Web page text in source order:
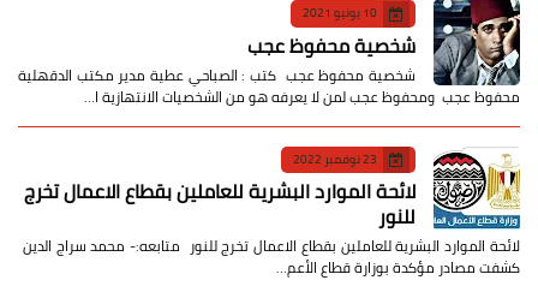
10 يونيو 2021
شخصية محفوظ عجب
شخصية محفوظ عجب كتب : الصباحي عطية مدير مكتب الدقهلية
محفوظ عجب ومحفوظ عجب لمن لا يعرفه هو من الشخصيات الانتهازية ا…
23 نوفمبر 2022
لائحة الموارد البشرية للعاملين بقطاع الاعمال تخرج
للنور
لائحة الموارد البشرية للعاملين بقطاع الاعمال تخرج للنور متابعه:- محمد سراج الدين
كشفت مصادر مؤكدة بوزارة قطاع الأعم…